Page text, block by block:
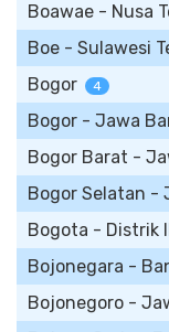
Boawae - Nusa
Boe - Sulawesi
Bogor 4
Bogor - Jawa
Bogor Barat -
Bogor Selatan -
Bogota - Distrik
Bojonegara -
Bojonegoro -